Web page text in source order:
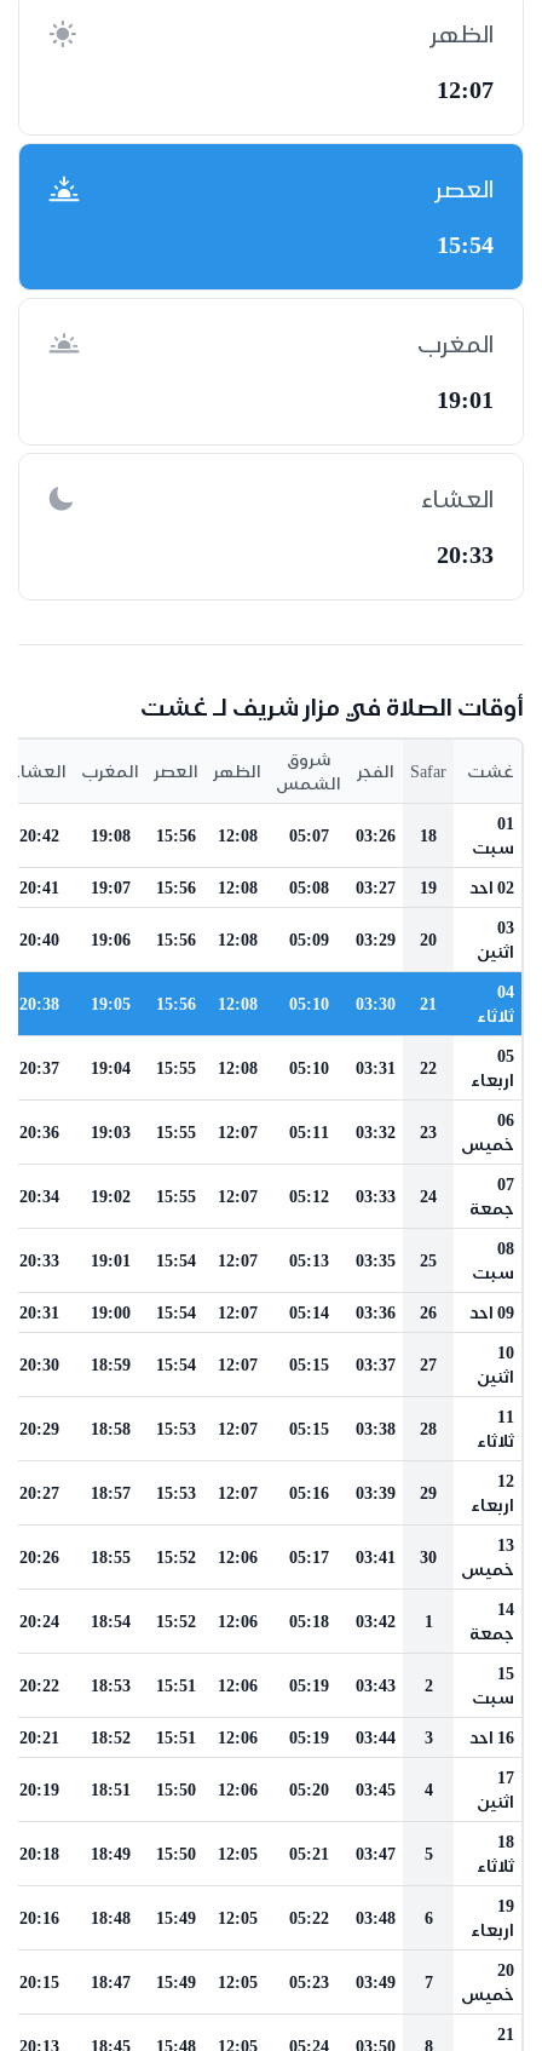
الظهر
12:07
العصر
15:54
المغرب
19:01
العشاء
20:33
أوقات الصلاة في مزار شريف لـ غشت
غشت Safar الفجر
شروق
الشمس
الظهر العصر المغرب العشاء
01
سبت
18
03:26
05:07
12:08
15:56
19:08
20:42
02 احد 19
03:27
05:08
12:08
15:56
19:07
20:41
03
اثنين
20
03:29
05:09
12:08
15:56
19:06
20:40
04
ثلاثاء
21
03:30
05:10
12:08
15:56
19:05
20:38
05
اربعاء
22
03:31
05:10
12:08
15:55
19:04
20:37
06
خميس
23
03:32
05:11
12:07
15:55
19:03
20:36
07
جمعة
24
03:33
05:12
12:07
15:55
19:02
20:34
08
سبت
25
03:35
05:13
12:07
15:54
19:01
20:33
09 احد 26
03:36
05:14
12:07
15:54
19:00
20:31
10
اثنين
27
03:37
05:15
12:07
15:54
18:59
20:30
11
ثلاثاء
28
03:38
05:15
12:07
15:53
18:58
20:29
12
اربعاء
29
03:39
05:16
12:07
15:53
18:57
20:27
13
خميس
30
03:41
05:17
12:06
15:52
18:55
20:26
14
جمعة
1
03:42
05:18
12:06
15:52
18:54
20:24
15
سبت
2
03:43
05:19
12:06
15:51
18:53
20:22
16 احد 3
03:44
05:19
12:06
15:51
18:52
20:21
17
اثنين
4
03:45
05:20
12:06
15:50
18:51
20:19
18
ثلاثاء
5
03:47
05:21
12:05
15:50
18:49
20:18
19
اربعاء
6
03:48
05:22
12:05
15:49
18:48
20:16
20
خميس
7
03:49
05:23
12:05
15:49
18:47
20:15
21
8
03:50
05:24
12:05
15:48
18:45
20:13